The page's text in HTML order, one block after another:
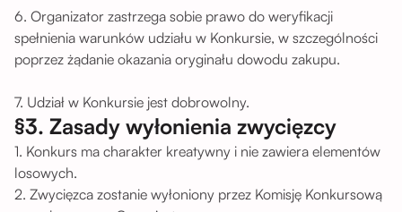
6. Organizator zastrzega sobie prawo do weryfikacji
spełnienia warunków udziału w Konkursie, w szczególności
poprzez żądanie okazania oryginału dowodu zakupu.
7. Udział w Konkursie jest dobrowolny.
§3. Zasady wyłonienia zwycięzcy
1. Konkurs ma charakter kreatywny i nie zawiera elementów
losowych.
2. Zwycięzca zostanie wyłoniony przez Komisję Konkursową